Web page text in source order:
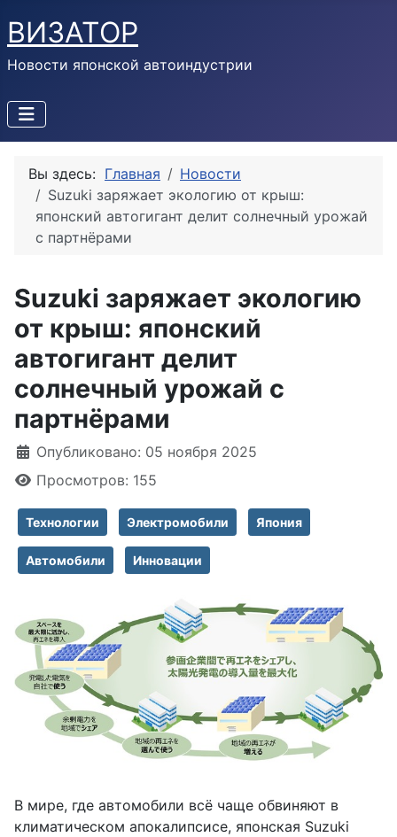
ВИЗАТОР
Новости японской автоиндустрии
Вы здесь: Главная
Новости
Suzuki заряжает экологию от крыш:
японский автогигант делит солнечный урожай
с партнёрами
Suzuki заряжает экологию
от крыш: японский
автогигант делит
солнечный урожай с
партнёрами
Информация о материале
Опубликовано: 05 ноября 2025
Просмотров: 155
Технологии Электромобили Япония
Автомобили Инновации
В мире, где автомобили всё чаще обвиняют в
климатическом апокалипсисе, японская Suzuki